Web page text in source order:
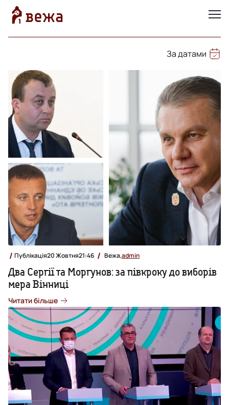
За датами
Публікація20 Жовтня21:46 Вежа,admin
Два Сергії та Моргунов: за півкроку до виборів
мера Вінниці
Читати більше